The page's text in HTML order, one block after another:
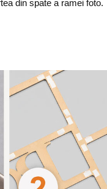
din spate a ramei foto.